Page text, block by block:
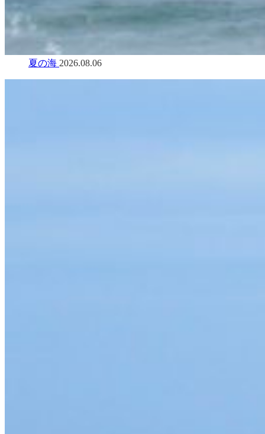
夏の海 2026.08.06